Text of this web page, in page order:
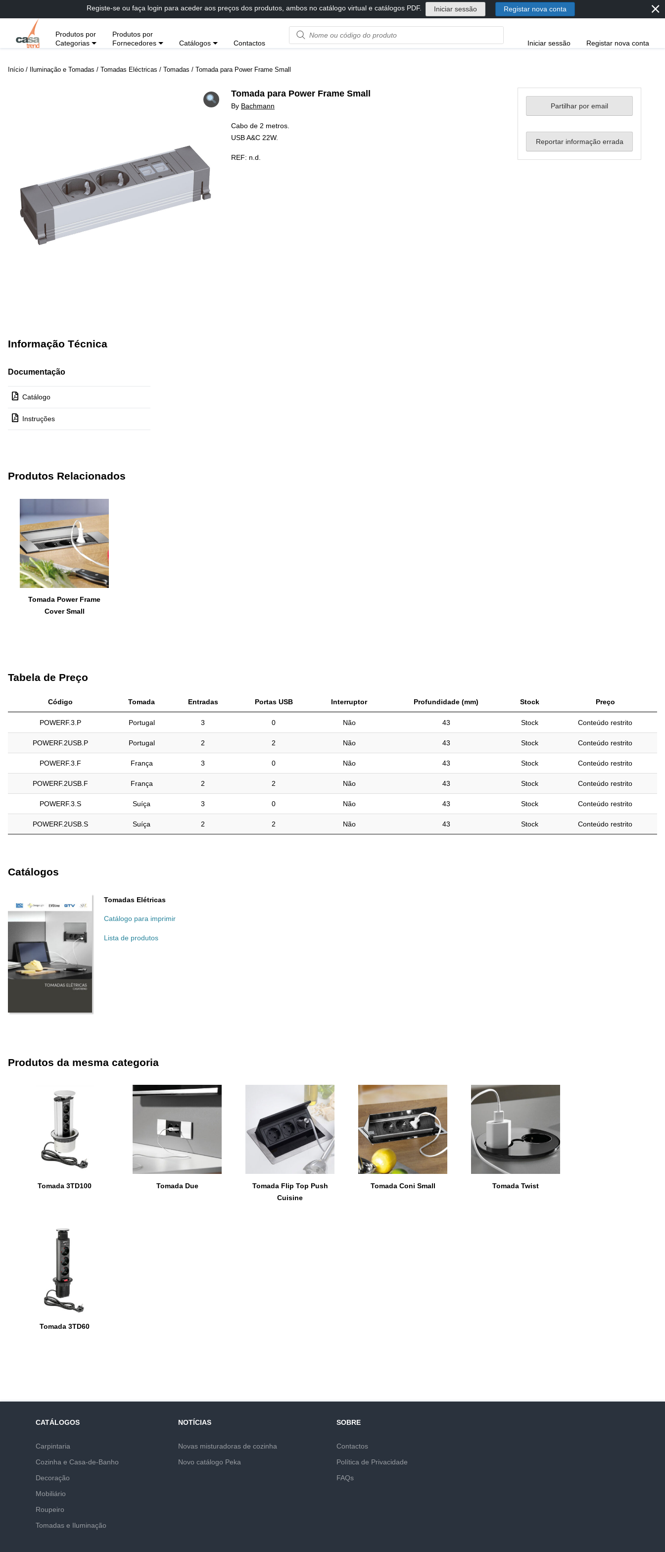
diretamente
conteúdo
Registe-se ou faça login para aceder aos preços dos produtos, ambos no catálogo virtual e catálogos PDF. Iniciar sessão Registar nova conta ⨯
Produtos por
Categorias
Produtos por
Fornecedores
Catálogos Contactos
Product
name
code
Iniciar sessão Registar nova conta
Início / Iluminação e Tomadas / Tomadas Eléctricas / Tomadas / Tomada para Power Frame Small
Tomada para Power Frame Small
By Bachmann
Cabo de 2 metros.
USB A&C 22W.
REF: n.d.
Partilhar por email
Reportar informação errada
Informação Técnica
Documentação
Catálogo
Instruções
Produtos Relacionados
Tomada Power Frame
Cover Small
Tabela de Preço
Código Tomada Entradas Portas USB Interruptor Profundidade (mm) Stock Preço
POWERF.3.P Portugal 3 0 Não 43 Stock Conteúdo restrito
POWERF.2USB.P Portugal 2 2 Não 43 Stock Conteúdo restrito
POWERF.3.F França 3 0 Não 43 Stock Conteúdo restrito
POWERF.2USB.F França 2 2 Não 43 Stock Conteúdo restrito
POWERF.3.S Suíça 3 0 Não 43 Stock Conteúdo restrito
POWERF.2USB.S Suíça 2 2 Não 43 Stock Conteúdo restrito
Catálogos
Tomadas Elétricas
Catálogo para imprimir
Lista de produtos
Produtos da mesma categoria
Tomada 3TD100 Tomada Due
Tomada Flip Top Push
Cuisine
Tomada Coni Small Tomada Twist
Tomada 3TD60
CATÁLOGOS
Carpintaria
Cozinha e Casa-de-Banho
Decoração
Mobiliário
Roupeiro
Tomadas e Iluminação
NOTÍCIAS
Novas misturadoras de cozinha
Novo catálogo Peka
SOBRE
Contactos
Política de Privacidade
FAQs